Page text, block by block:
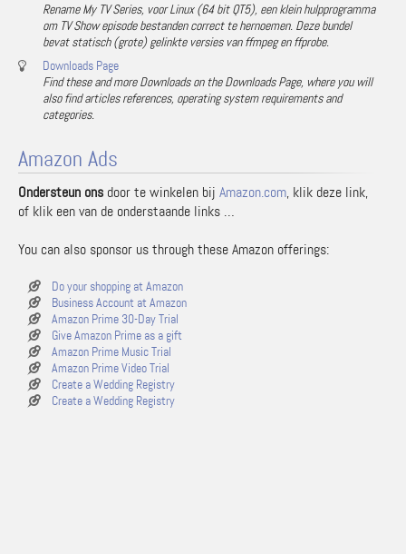
Rename My TV Series, voor Linux (64 bit QT5), een klein hulpprogramma
om TV Show episode bestanden correct te hernoemen. Deze bundel
bevat statisch (grote) gelinkte versies van ffmpeg en ffprobe.
Downloads Page
Find these and more Downloads on the Downloads Page, where you will
also find articles references, operating system requirements and
categories.
Amazon Ads
Ondersteun ons door te winkelen bij Amazon.com, klik deze link,
of klik een van de onderstaande links …
You can also sponsor us through these Amazon offerings:
Do your shopping at Amazon
Business Account at Amazon
Amazon Prime 30-Day Trial
Give Amazon Prime as a gift
Amazon Prime Music Trial
Amazon Prime Video Trial
Create a Wedding Registry
Create a Wedding Registry